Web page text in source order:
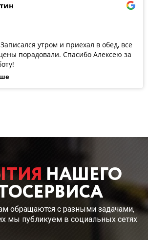
утром и приехал в обед, все
порадовали. Спасибо Алексею за
НАШЕГО
обращаются с разными задачами,
мы публикуем в социальных сетях